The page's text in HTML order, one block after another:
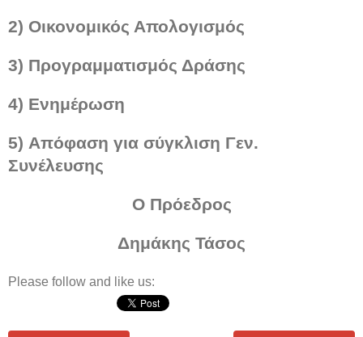
2) Οικονομικός Απολογισμός
3) Προγραμματισμός Δράσης
4) Ενημέρωση
5) Απόφαση για σύγκλιση Γεν.
Συνέλευσης
Ο Πρόεδρος
Δημάκης Τάσος
Please follow and like us: